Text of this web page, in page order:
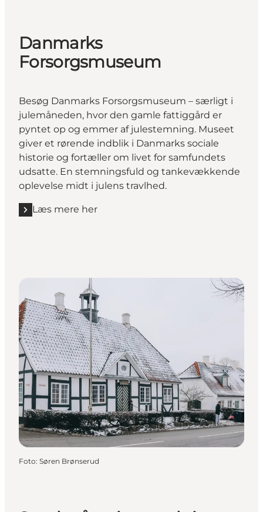
Danmarks
Forsorgsmuseum
Besøg Danmarks Forsorgsmuseum – særligt i
julemåneden, hvor den gamle fattiggård er
pyntet op og emmer af julestemning. Museet
giver et rørende indblik i Danmarks sociale
historie og fortæller om livet for samfundets
udsatte. En stemningsfuld og tankevækkende
oplevelse midt i julens travlhed.
Læs mere her
Foto: Søren Brønserud